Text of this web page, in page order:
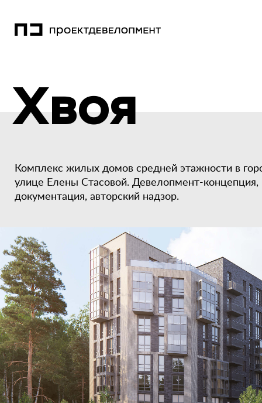
Хвоя
Комплекс жилых домов средней этажности в
улице Елены Стасовой. Девелопмент-концепция,
документация, авторский надзор.